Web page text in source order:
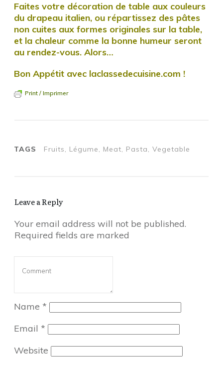
Faites votre décoration de table aux couleurs
du drapeau italien, ou répartissez des pâtes
non cuites aux formes originales sur la table,
et la chaleur comme la bonne humeur seront
au rendez-vous. Alors…
Bon Appétit avec laclassedecuisine.com !
Print / Imprimer
TAGS Fruits, Légume, Meat, Pasta, Vegetable
Leave a Reply
Your email address will not be published.
Required fields are marked
Name *
Email *
Website